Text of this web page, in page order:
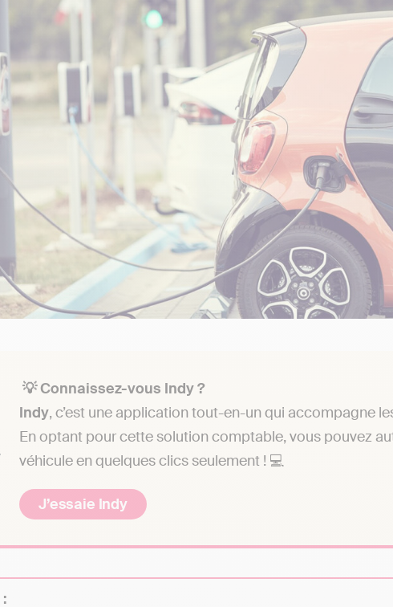
💡 Connaissez-vous Indy ?
Indy, c’est une application tout-en-un qui accompagne
En optant pour cette solution comptable, vous pouvez
véhicule en quelques clics seulement ! 💻
J’essaie Indy